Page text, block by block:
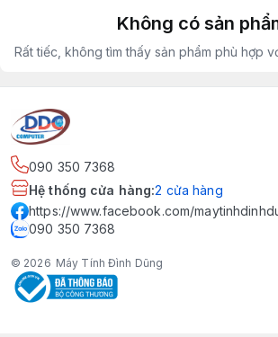
Không có sản
Rất tiếc, không tìm thấy sản phẩm phù hợp
090 350 7368
Hệ thống cửa hàng:2 cửa hàng
https://www.facebook.com/
090 350 7368
© 2026 Máy Tính Đình Dũng